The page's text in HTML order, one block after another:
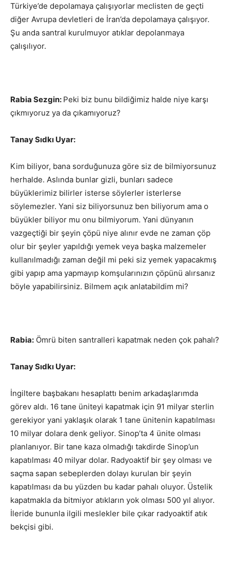
Türkiye’de depolamaya çalışıyorlar meclisten de geçti
diğer Avrupa devletleri de İran’da depolamaya çalışıyor.
Şu anda santral kurulmuyor atıklar depolanmaya
çalışılıyor.
Rabia Sezgin: Peki biz bunu bildiğimiz halde niye karşı
çıkmıyoruz ya da çıkamıyoruz?
Tanay Sıdkı Uyar:
Kim biliyor, bana sorduğunuza göre siz de bilmiyorsunuz
herhalde. Aslında bunlar gizli, bunları sadece
büyüklerimiz bilirler isterse söylerler isterlerse
söylemezler. Yani siz biliyorsunuz ben biliyorum ama o
büyükler biliyor mu onu bilmiyorum. Yani dünyanın
vazgeçtiği bir şeyin çöpü niye alınır evde ne zaman çöp
olur bir şeyler yapıldığı yemek veya başka malzemeler
kullanılmadığı zaman değil mi peki siz yemek yapacakmış
gibi yapıp ama yapmayıp komşularınızın çöpünü alırsanız
böyle yapabilirsiniz. Bilmem açık anlatabildim mi?
Rabia: Ömrü biten santralleri kapatmak neden çok pahalı?
Tanay Sıdkı Uyar:
İngiltere başbakanı hesaplattı benim arkadaşlarımda
görev aldı. 16 tane üniteyi kapatmak için 91 milyar sterlin
gerekiyor yani yaklaşık olarak 1 tane ünitenin kapatılması
10 milyar dolara denk geliyor. Sinop’ta 4 ünite olması
planlanıyor. Bir tane kaza olmadığı takdirde Sinop’un
kapatılması 40 milyar dolar. Radyoaktif bir şey olması ve
saçma sapan sebeplerden dolayı kurulan bir şeyin
kapatılması da bu yüzden bu kadar pahalı oluyor. Üstelik
kapatmakla da bitmiyor atıkların yok olması 500 yıl alıyor.
İleride bununla ilgili meslekler bile çıkar radyoaktif atık
bekçisi gibi.